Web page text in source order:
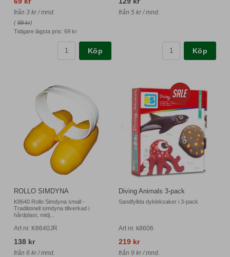
från 3 kr / mnd.
( 89 kr)
Tidigare lägsta pris: 69 kr
Köp
från 5 kr / mnd.
Köp
ROLLO SIMDYNA
K8640 Rollo Simdyna small -
Traditionell simdyna tillverkad i
hårdplast, midj...
Art nr. K8640JR
138 kr
från 6 kr / mnd.
Diving Animals 3-pack
Sandfyllda dykleksaker i 3-pack
Art nr. k8606
219 kr
från 9 kr / mnd.